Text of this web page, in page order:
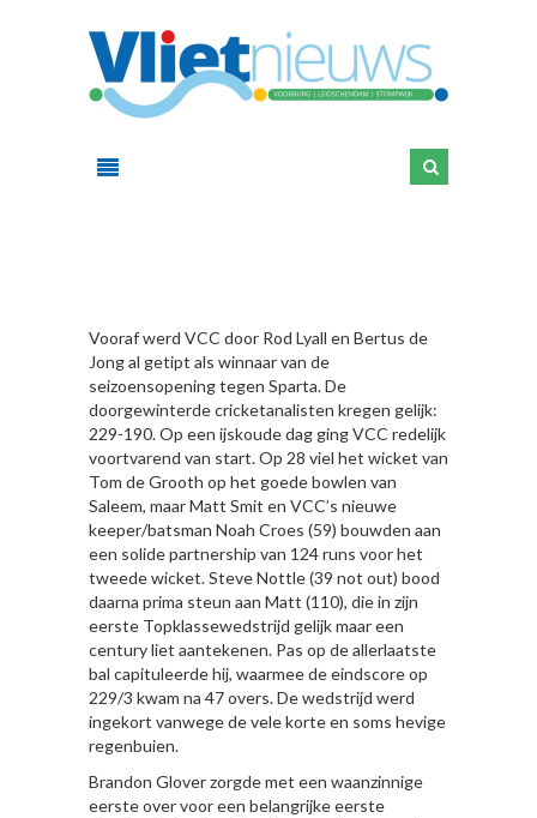
Vooraf werd VCC door Rod Lyall en Bertus de
Jong al getipt als winnaar van de
seizoensopening tegen Sparta. De
doorgewinterde cricketanalisten kregen gelijk:
229-190. Op een ijskoude dag ging VCC redelijk
voortvarend van start. Op 28 viel het wicket van
Tom de Grooth op het goede bowlen van
Saleem, maar Matt Smit en VCC’s nieuwe
keeper/batsman Noah Croes (59) bouwden aan
een solide partnership van 124 runs voor het
tweede wicket. Steve Nottle (39 not out) bood
daarna prima steun aan Matt (110), die in zijn
eerste Topklassewedstrijd gelijk maar een
century liet aantekenen. Pas op de allerlaatste
bal capituleerde hij, waarmee de eindscore op
229/3 kwam na 47 overs. De wedstrijd werd
ingekort vanwege de vele korte en soms hevige
regenbuien.
Brandon Glover zorgde met een waanzinnige
eerste over voor een belangrijke eerste